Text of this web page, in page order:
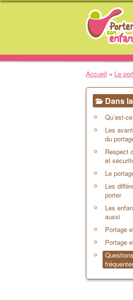
Accueil » Le
Dans
Qu’est-
Les
du
Respect
et
Le
Les
porter
Les
aussi
Portage
Portage